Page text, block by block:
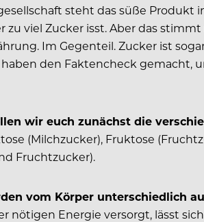
steht das süße
zu viel Zucker isst. Aber das
Im Gegenteil. Zucker ist
den Faktencheck
wir euch zunächst die
(Milchzucker), Fruktose
Fruchtzucker).
vom Körper unterschiedlich
Energie versorgt, lässt